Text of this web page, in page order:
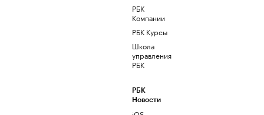
РБК
Компании
РБК Курсы
Школа
управления
РБК
РБК
Новости